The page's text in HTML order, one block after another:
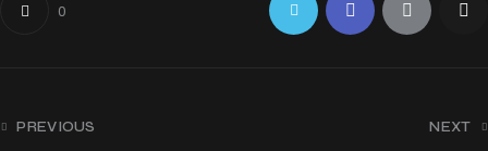
0
PREVIOUS NEXT